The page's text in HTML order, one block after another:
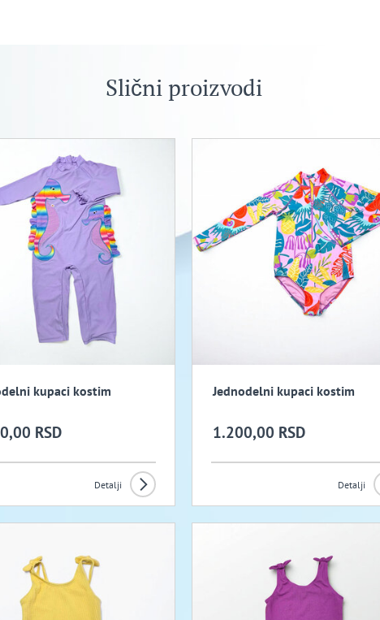
Slični proizvodi
kupaci kostim
RSD
Detalji
Jednodelni kupaci kostim
1.200,00 RSD
Detalji